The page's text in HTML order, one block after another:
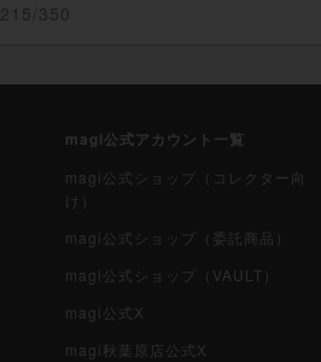
215/350
magi公式アカウント一覧
magi公式ショップ（コレクター向
け）
magi公式ショップ（委託商品）
magi公式ショップ（VAULT）
magi公式X
magi秋葉原店公式X